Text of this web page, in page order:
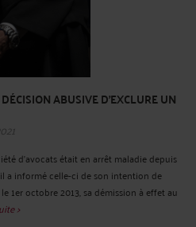
ABUSIVE D'EXCLURE UN
d’avocats était en arrêt maladie depuis
a informé celle-ci de son intention de
1er octobre 2013, sa démission à effet au
>